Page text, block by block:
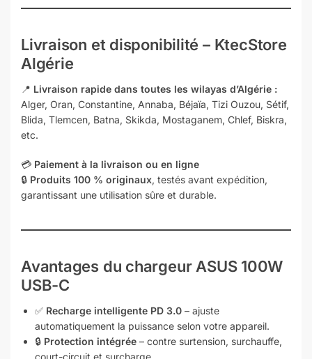
Livraison et disponibilité – KtecStore
Algérie
📍 Livraison rapide dans toutes les wilayas d’Algérie :
Alger, Oran, Constantine, Annaba, Béjaïa, Tizi Ouzou, Sétif,
Blida, Tlemcen, Batna, Skikda, Mostaganem, Chlef, Biskra,
etc.
💳 Paiement à la livraison ou en ligne
🔒 Produits 100 % originaux, testés avant expédition,
garantissant une utilisation sûre et durable.
Avantages du chargeur ASUS 100W
USB-C
✅ Recharge intelligente PD 3.0 – ajuste
automatiquement la puissance selon votre appareil.
🔒 Protection intégrée – contre surtension, surchauffe,
court-circuit et surcharge.